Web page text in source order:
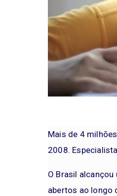
Mais de 4
2008.
O Brasil
abertos ao longo